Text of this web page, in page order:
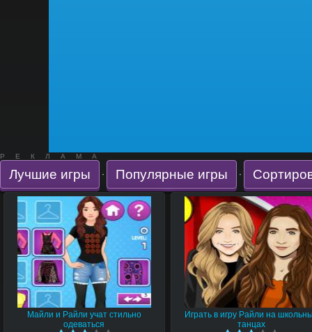
РЕКЛАМА
Лучшие игры · Популярные игры ·
Майли и Райли учат стильно
одеваться
Играть в игру Райли на
танцах